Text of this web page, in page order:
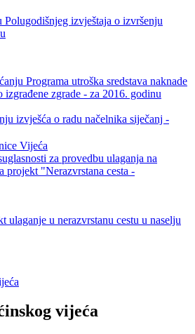
Polugodišnjeg izvještaja o izvršenju
Programa utroška sredstava naknade
izgrađene zgrade - za 2016. godinu
izvješća o radu načelnika siječanj -
Vijeća
za provedbu ulaganja na
projekt "Nerazvrstana cesta -
ulaganje u nerazvrstanu cestu u naselju
vijeća